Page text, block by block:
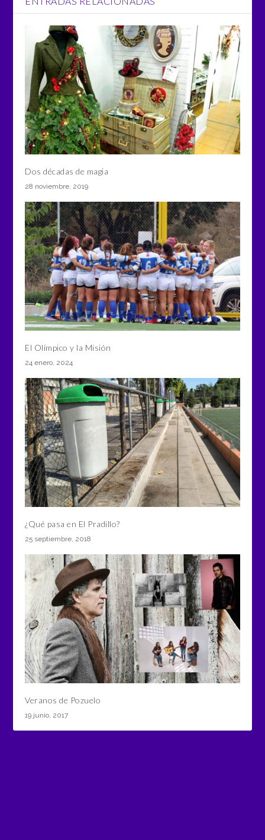
Dos décadas de magia
28 noviembre, 2019
El Olímpico y la Misión
24 enero, 2024
¿Qué pasa en El Pradillo?
25 septiembre, 2018
Veranos de Pozuelo
19 junio, 2017